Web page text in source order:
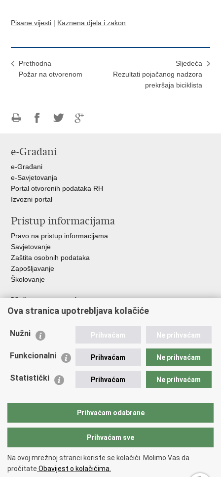
Pisane vijesti | Kaznena djela i zakon
Prethodna
Požar na otvorenom
Sljedeća
Rezultati pojačanog nadzora
prekršaja biciklista
FacebookuTwitteru
e-Građani
e-Građani
e-Savjetovanja
Portal otvorenih podataka RH
Izvozni portal
Pristup informacijama
Pravo na pristup informacijama
Savjetovanje
Zaštita osobnih podataka
Zapošljavanje
Školovanje
Važne poveznice
Ministarstvo unutarnjih poslova
Udruge
Policijska akademija
Zaklada policijske solidarnosti
Vučetić"
Copyright © 2026 Policijska uprava Bjelovarsko-bilogorska.
korištenja.Izjava o pristupačnosti.
Ova stranica upotrebljava kolačiće
Nužni Prihvaćam Ne prihvaćam
Funkcionalni Prihvaćam Ne prihvaćam
Statistički Prihvaćam Ne prihvaćam
Prihvaćam odabrane
Prihvaćam sve
Na ovoj mrežnoj stranci koriste se kolačići. Molimo Vas da
pročitate Obavijest o kolačićima.